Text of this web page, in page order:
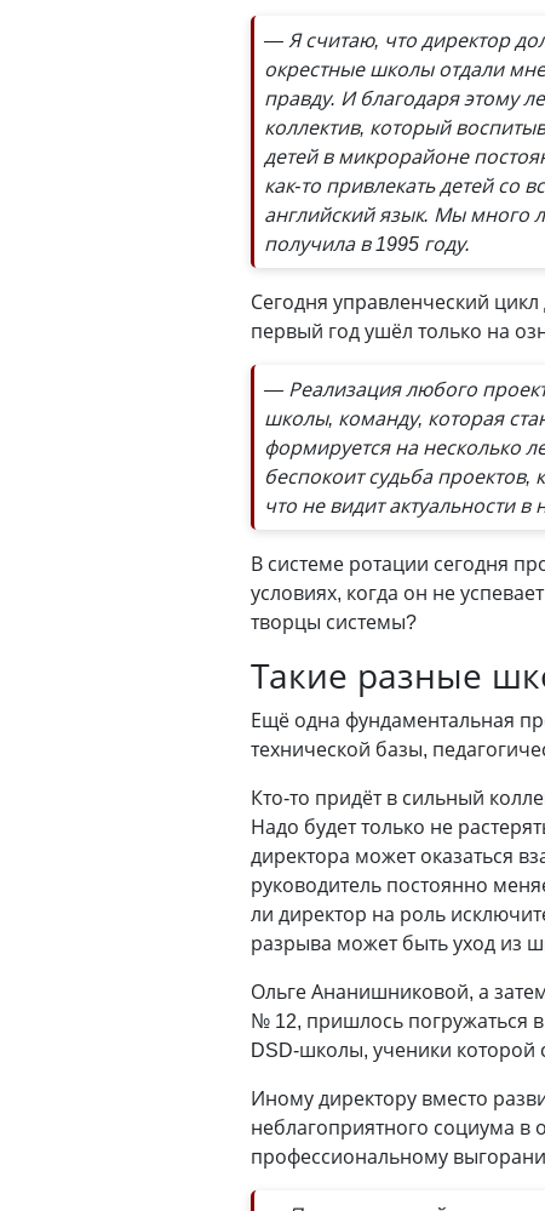
— Я считаю, что директор
окрестные школы отдали
правду. И благодаря этому
коллектив, который
детей в микрорайоне
как-то привлекать детей со
английский язык. Мы много
получила в 1995 году.
Сегодня управленческий
первый год ушёл только на
— Реализация любого
школы, команду, которая
формируется на несколько
беспокоит судьба
что не видит актуальности в
В системе ротации сегодня
условиях, когда он не
творцы системы?
Такие разные
Ещё одна фундаментальная
технической базы,
Кто-то придёт в сильный
Надо будет только не
директора может оказаться
руководитель постоянно
ли директор на роль
разрыва может быть уход из
Ольге Ананишниковой, а
№ 12, пришлось погружаться
DSD-школы, ученики
Иному директору вместо
неблагоприятного социума
профессиональному